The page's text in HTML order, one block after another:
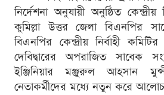
নির্দেশনা অনুযায়ী অনুষ্ঠিত কেন্দ্রীয়
কুমিল্লা উত্তর জেলা বিএনপির
বিএনপির কেন্দ্রীয় নির্বাহী
দেবিদ্বারের অপরাজিত
ইঞ্জিনিয়ার মঞ্জুরুল আহসান
নেতাকর্মীদের মধ্যে নতুন করে